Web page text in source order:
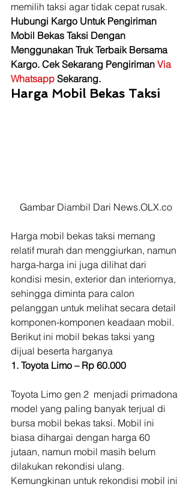
memilih taksi agar tidak cepat rusak.
Hubungi Kargo Untuk Pengiriman
Mobil Bekas Taksi Dengan
Menggunakan Truk Terbaik Bersama
Kargo. Cek Sekarang Pengiriman Via
Whatsapp Sekarang.
Harga Mobil Bekas Taksi
Gambar Diambil Dari News.OLX.co
Harga mobil bekas taksi memang
relatif murah dan menggiurkan, namun
harga-harga ini juga dilihat dari
kondisi mesin, exterior dan interiornya,
sehingga diminta para calon
pelanggan untuk melihat secara detail
komponen-komponen keadaan mobil.
Berikut ini mobil bekas taksi yang
dijual beserta harganya
1. Toyota Limo – Rp 60.000
Toyota Limo gen 2  menjadi primadona
model yang paling banyak terjual di
bursa mobil bekas taksi. Mobil ini
biasa dihargai dengan harga 60
jutaan, namun mobil masih belum
dilakukan rekondisi ulang.
Kemungkinan untuk rekondisi mobil ini